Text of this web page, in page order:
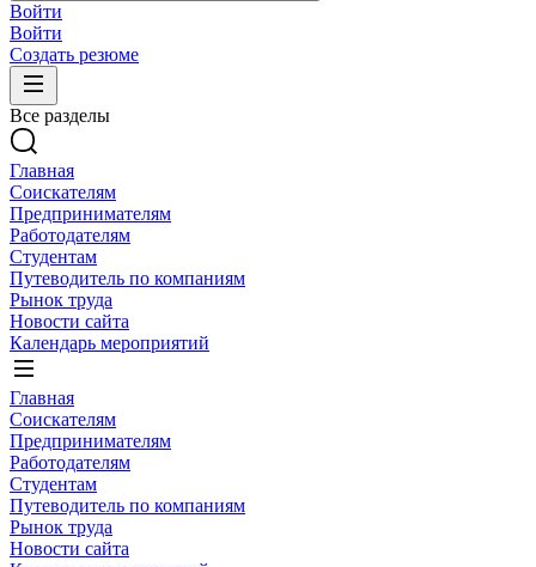
Войти
Войти
Создать резюме
Все разделы
Главная
Соискателям
Предпринимателям
Работодателям
Студентам
Путеводитель по компаниям
Рынок труда
Новости сайта
Календарь мероприятий
Главная
Соискателям
Предпринимателям
Работодателям
Студентам
Путеводитель по компаниям
Рынок труда
Новости сайта